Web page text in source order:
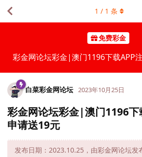
免费彩金
彩金网论坛彩金|澳门1196下载APP
1 / 1 条
白菜彩金网论坛 2023年10月25日
彩金网论坛彩金|澳门1196下
申请送19元
发布日期：2023.10.25，由彩金网论坛发